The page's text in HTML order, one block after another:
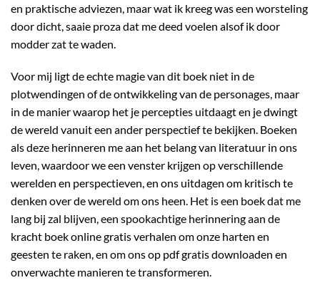
en praktische adviezen, maar wat ik kreeg was een worsteling
door dicht, saaie proza dat me deed voelen alsof ik door
modder zat te waden.
Voor mij ligt de echte magie van dit boek niet in de
plotwendingen of de ontwikkeling van de personages, maar
in de manier waarop het je percepties uitdaagt en je dwingt
de wereld vanuit een ander perspectief te bekijken. Boeken
als deze herinneren me aan het belang van literatuur in ons
leven, waardoor we een venster krijgen op verschillende
werelden en perspectieven, en ons uitdagen om kritisch te
denken over de wereld om ons heen. Het is een boek dat me
lang bij zal blijven, een spookachtige herinnering aan de
kracht boek online gratis verhalen om onze harten en
geesten te raken, en om ons op pdf gratis downloaden en
onverwachte manieren te transformeren.